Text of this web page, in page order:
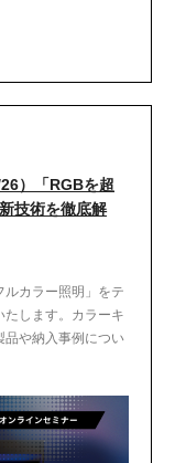
）「RGBを超
技術を徹底解
ルカラー照明」をテ
たします。カラーキ
品や納入事例につい